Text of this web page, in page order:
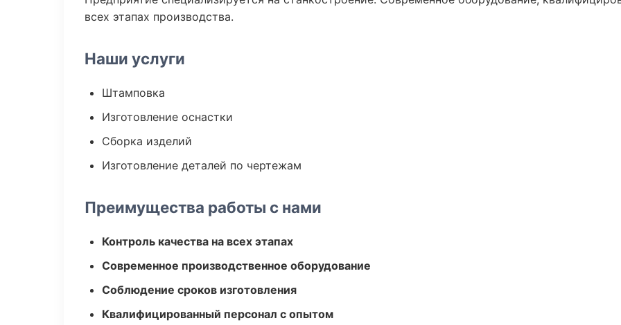
всех этапах производства.
Наши услуги
Штамповка
Изготовление оснастки
Сборка изделий
Изготовление деталей по чертежам
Преимущества работы с нами
Контроль качества на всех этапах
Современное производственное оборудование
Соблюдение сроков изготовления
Квалифицированный персонал с опытом